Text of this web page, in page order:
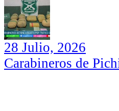
28 Julio, 2026
Carabineros de